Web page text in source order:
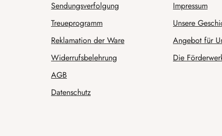
Sendungsverfolgung
Treueprogramm
Reklamation der Ware
Widerrufsbelehrung
AGB
Datenschutz
Impressum
Unsere
Angebot für
Die